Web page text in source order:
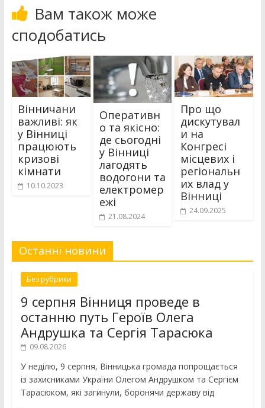
Вам також може
сподобатись
Вінничани
важливі: як
у Вінниці
працюють
кризові
кімнати
10.10.2023
Оперативн
о та якісно:
де сьогодні
у Вінниці
лагодять
водогони та
електромер
ежі
21.08.2024
Про що
дискутувал
и на
Конгресі
місцевих і
регіональн
их влад у
Вінниці
24.09.2025
Останні новини
Без рубрики
9 серпня Вінниця проведе в
останню путь Героїв Олега
Андрушка та Сергія Тарасюка
09.08.2026
У неділю, 9 серпня, Вінницька громада попрощається
із захисниками України Олегом Андрушком та Сергієм
Тарасюком, які загинули, боронячи державу від